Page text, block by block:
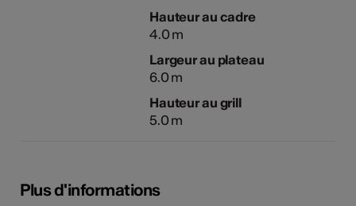
Hauteur au cadre
4.0 m
Largeur au plateau
6.0 m
Hauteur au grill
5.0 m
Plus d'informations